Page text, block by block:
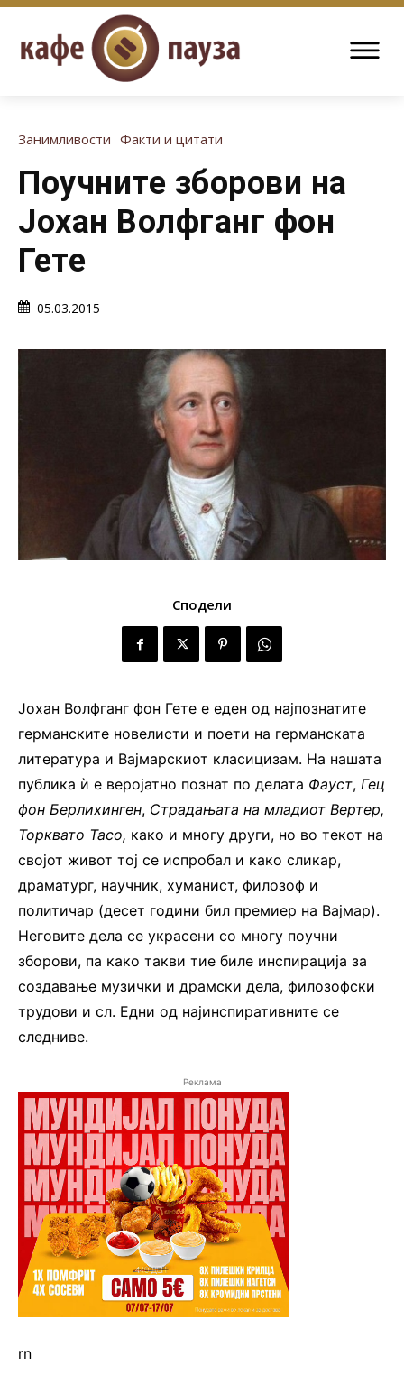
Занимливости Факти и цитати
Поучните зборови на
Јохан Волфганг фон
Гете
05.03.2015
Сподели
Јохан Волфганг фон Гете е еден од најпознатите
германските новелисти и поети на германската
литература и Вајмарскиот класицизам. На нашата
публика ѝ е веројатно познат по делата Фауст, Гец
фон Берлихинген, Страдањата на младиот Вертер,
Торквато Тасо, како и многу други, но во текот на
својот живот тој се испробал и како сликар,
драматург, научник, хуманист, филозоф и
политичар (десет години бил премиер на Вајмар).
Неговите дела се украсени со многу поучни
зборови, па како такви тие биле инспирација за
создавање музички и драмски дела, филозофски
трудови и сл. Едни од најинспиративните се
следниве.
Реклама
rn